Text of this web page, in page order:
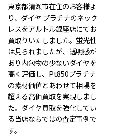
東京都清瀬市在住のお客様よ
り、ダイヤ プラチナのネック
レスをアルトル銀座店にてお
買取りいたしました。蛍光性
は見られましたが、透明感が
あり内包物の少ないダイヤを
高く評価し、Pt850プラチナ
の素材価値とあわせて相場を
超える高価買取を実現しまし
た。ダイヤ買取を強化してい
る当店ならではの査定事例で
す。